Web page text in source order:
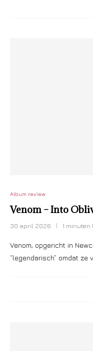
Album review
Venom – Into
30 april 2026 1
Venom, opgericht in
“legendarisch” omdat ze